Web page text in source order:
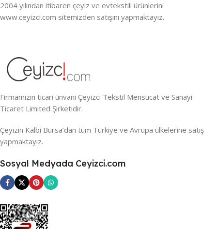
2004 yılından itibaren çeyiz ve evtekstili ürünlerini
www.ceyizci.com sitemizden satışını yapmaktayız.
Firmamızın ticari ünvanı Çeyizci Tekstil Mensucat ve Sanayi
Ticaret Limited Şirketidir.
Çeyizin Kalbi Bursa’dan tüm Türkiye ve Avrupa ülkelerine satış
yapmaktayız.
Sosyal Medyada Ceyizci.com